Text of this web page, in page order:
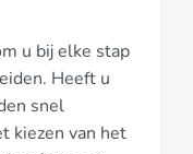
u bij elke stap
Heeft u
snel
kiezen van het